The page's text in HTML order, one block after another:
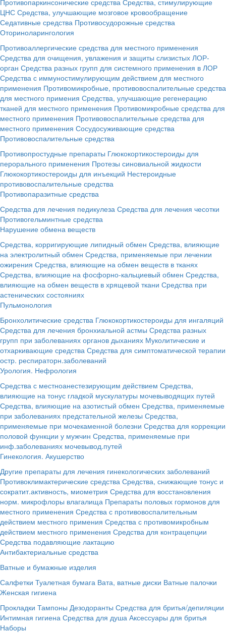
ЦНС Средства, улучшающие мозговое кровообращение
Седативные средства Противосудорожные средства
Оториноларингология
Противоаллергические средства для местного применения
Средства для очищения, увлажения и защиты слизистых ЛОР-
орган Средства разных групп для системного применения в ЛОР
Средства с иммуностимулирующим действием для местного
применения Противомикробные, противовоспалительные средства
для местного примения Средства, улучшающие регенерацию
тканей для местного применения Противомикробные средства для
местного применения Противовоспалительные средства для
местного применения Сосудосуживающие средства
Противовоспалительные средства
Противопростудные препараты Глюкокортикостероиды для
перорального применения Протезы синовиальной жидкости
Глюкокортикостероиды для инъекций Нестероидные
противовоспалительные средства
Противопаразитные средства
Средства для лечения педикулеза Средства для лечения чесотки
Противогельминтные средства
Нарушение обмена веществ
Средства, корригирующие липидный обмен Средства, влияющие
на электролитный обмен Средства, применяемые при лечении
ожирения Средства, влияющие на обмен веществ в тканях
Средства, влияющие на фосфорно-кальциевый обмен Средства,
влияющие на обмен веществ в хрящевой ткани Средства при
астенических состояниях
Пульмонология
Бронхолитические средства Глюкокортикостероиды для ингаляций
Средства для лечения бронхиальной астмы Средства разных
групп при заболеваниях органов дыханиях Муколитические и
отхаркивающие средства Средства для симптоматической терапии
остр. респираторн.заболеваний
Урология. Нефрология
Средства с местноанестезирующим действием Средства,
влияющие на тонус гладкой мускулатуры мочевыводящих путей
Средства, влияющие на азотистый обмен Средства, применяемые
при заболеваниях предстательной железы Средства,
применяемые при мочекаменной болезни Средства для коррекции
половой функции у мужчин Средства, применяемые при
инф.заболеваниях мочевывод.путей
Гинекология. Акушерство
Другие препараты для лечения гинекологических заболеваний
Противоклимактерические средства Средства, снижающие тонус и
сократит.активность, миометрия Средства для восстановления
норм. микрофлоры влагалища Препараты половых гормонов для
местного применения Средства с противовоспалительным
действием местного примения Средства с противомикробным
действием местного применения Средства для контрацепции
Средства подавляющие лактацию
Антибактериальные средства
Ватные и бумажные изделия
Салфетки Туалетная бумага Вата, ватные диски Ватные палочки
Женская гигиена
Прокладки Тампоны Дезодоранты Средства для бритья/депиляции
Интимная гигиена Средства для душа Аксессуары для бритья
Наборы